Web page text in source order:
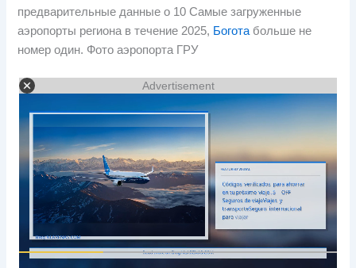
предварительные данные о 10 Самые загруженные
аэропорты региона в течение 2025, Богота больше не
номер один. Фото аэропорта ГРУ
Advertisement